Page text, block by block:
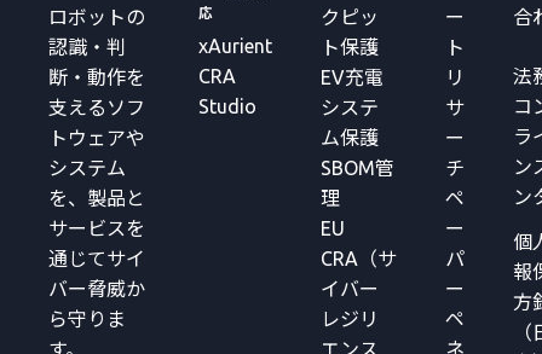
ロボットの
認識・判
断・動作を
支えるソフ
トウェアや
システム
を、製品と
サービスを
通じてサイ
バー脅威か
ら守りま
す。
応
xAurient
CRA
Studio
クピッ
ト保護
EV充電
システ
ム保護
SBOM管
理
EU
CRA（サ
イバー
レジリ
エンス
ー
ト
リ
サ
ー
チ
ペ
ー
パ
ー
ペ
ネ
合
法
コ
ラ
ン
ン
個
報
方
（